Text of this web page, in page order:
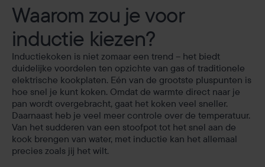
Waarom zou je voor
inductie kiezen?
Inductiekoken is niet zomaar een trend – het biedt
duidelijke voordelen ten opzichte van gas of traditionele
elektrische kookplaten. Eén van de grootste pluspunten is
hoe snel je kunt koken. Omdat de warmte direct naar je
pan wordt overgebracht, gaat het koken veel sneller.
Daarnaast heb je veel meer controle over de temperatuur.
Van het sudderen van een stoofpot tot het snel aan de
kook brengen van water, met inductie kan het allemaal
precies zoals jij het wilt.